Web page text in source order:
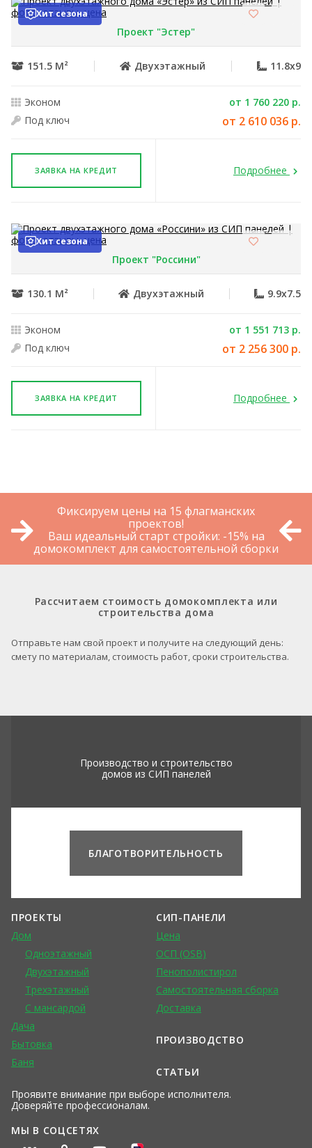
Хит сезона
Проект "Эстер"
151.5 М² Двухэтажный 11.8x9
Эконом
от 1 760 220 р.
Под ключ
от 2 610 036 р.
ЗАЯВКА НА КРЕДИТ Подробнее
Хит сезона
Проект "Россини"
130.1 М² Двухэтажный 9.9x7.5
Эконом
от 1 551 713 р.
Под ключ
от 2 256 300 р.
ЗАЯВКА НА КРЕДИТ Подробнее
Фиксируем цены на 15 флагманских
проектов!
Ваш идеальный старт стройки: -15% на
домокомплект для самостоятельной сборки
Рассчитаем стоимость домокомплекта или
строительства дома
Отправьте нам свой проект и получите на следующий день:
смету по материалам, стоимость работ, сроки строительства.
Производство и строительство
домов из СИП панелей
БЛАГОТВОРИТЕЛЬНОСТЬ
ПРОЕКТЫ
Дом
Одноэтажный
Двухэтажный
Трехэтажный
С мансардой
Дача
Бытовка
Баня
Проявите внимание при выборе исполнителя.
Доверяйте профессионалам.
СИП-ПАНЕЛИ
Цена
ОСП (OSB)
Пенополистирол
Самостоятельная сборка
Доставка
ПРОИЗВОДСТВО
СТАТЬИ
МЫ В СОЦСЕТЯХ